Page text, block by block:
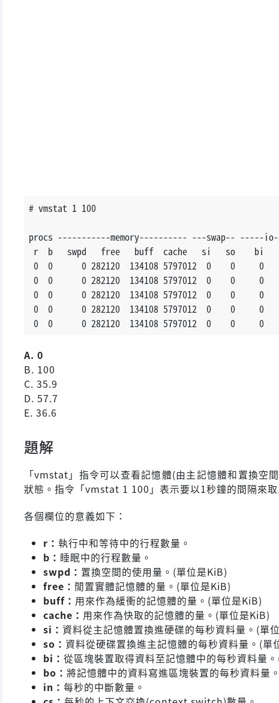
# vmstat 1 100
procs -----------memory---------- ---swap-- -----
r  b   swpd   free   buff  cache   si   so    bi
0  0      0 282120  134108 5797012  0    0
0  0      0 282120  134108 5797012  0    0
0  0      0 282120  134108 5797012  0    0     0
0  0      0 282120  134108 5797012  0    0     0
0  0      0 282120  134108 5797012  0    0     0
A. 0
B. 100
C. 35.9
D. 57.7
E. 36.6
題解
「vmstat」指令可以查看記憶體(由主記憶體和置換空
狀態。指令「vmstat 1 100」表示要以1秒鐘的間隔來取
各個欄位的意義如下：
r： 執行中和等待中的行程數量。
b： 睡眠中的行程數量。
swpd： 置換空間的使用量。(單位是KiB)
free： 閒置實體記憶體的量。(單位是KiB)
buff： 用來作為緩衝的記憶體的量。(單位是KiB)
cache： 用來作為快取的記憶體的量。(單位是KiB)
si： 資料從主記憶體置換進硬碟的每秒資料量。(單
so： 資料從硬碟置換進主記憶體的每秒資料量。(單
bi： 從區塊裝置取得資料至記憶體中的每秒資料量
bo： 將記憶體中的資料寫進區塊裝置的每秒資料量
in： 每秒的中斷數量。